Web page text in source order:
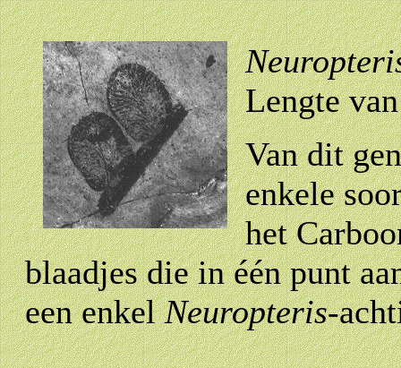
Lengte
Van dit
enkele
het
blaadjes die in één punt
een enkelNeuropteris-